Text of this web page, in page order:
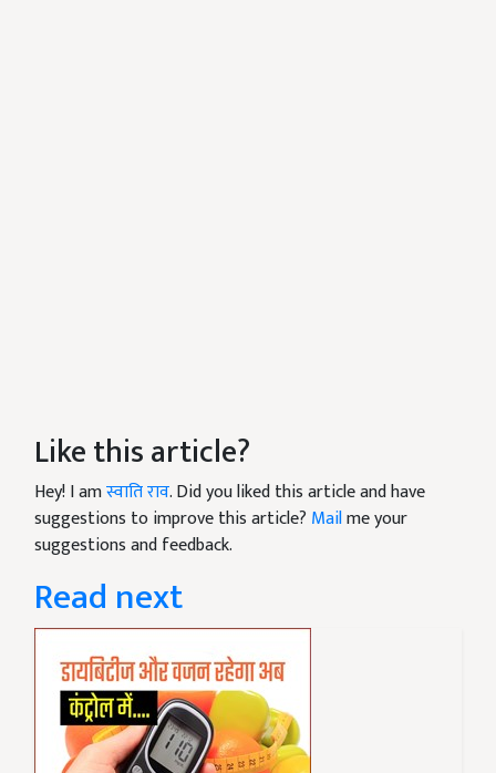
Like this article?
Hey! I amस्वाति राव. Did you liked this article and have
suggestions to improve this article? Mailme your
suggestions and feedback.
Read next